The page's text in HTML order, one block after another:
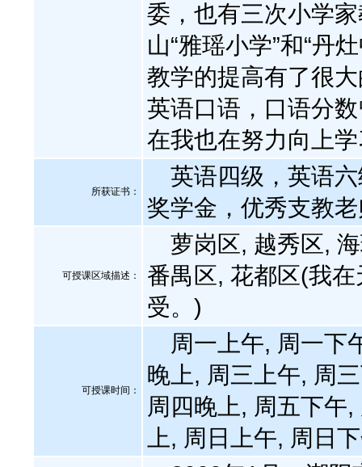
委，也有三次小学
山“雅瑶小学”和“丹
教学的提高有了很
英语口语，口语分
在我也在努力向上
所获证书 ：
英语四级，英语六
奖学金，优秀支教
可授课区域描述：
萝岗区, 越秀区,
番禺区, 花都区(我
受。)
可授课时间：
周一上午, 周一下
晚上, 周三上午, 周
周四晚上, 周五下午
上, 周日上午, 周日